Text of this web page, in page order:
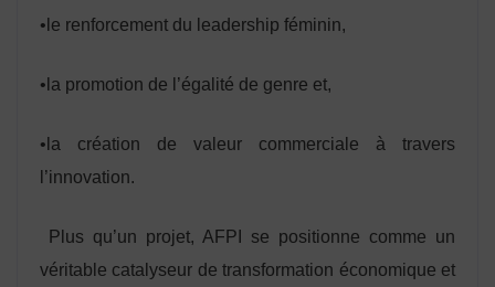
•le renforcement du leadership féminin,
•la promotion de l’égalité de genre et,
•la création de valeur commerciale à travers
l’innovation.
Plus qu’un projet, AFPI se positionne comme un
véritable catalyseur de transformation économique et